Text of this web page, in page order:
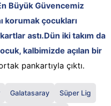
Büyük Güvencemiz
korumak çocukları
astı.Dün iki takım da
kalbimizde açılan bir
pankartıyla çıktı.
Galatasaray Süper Lig